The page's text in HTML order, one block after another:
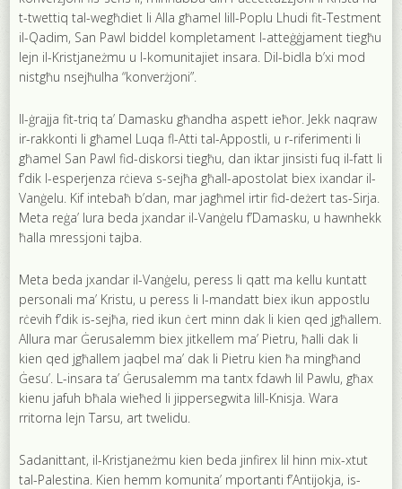
t-twettiq tal-wegħdiet li Alla għamel lill-Poplu Lhudi fit-Testment
il-Qadim, San Pawl biddel kompletament l-atteġġjament tiegħu
lejn il-Kristjaneżmu u l-komunitajiet insara. Dil-bidla b’xi mod
nistgħu nsejħulha “konverżjoni”.
Il-ġrajja fit-triq ta’ Damasku għandha aspett ieħor. Jekk naqraw
ir-rakkonti li għamel Luqa fl-Atti tal-Appostli, u r-riferimenti li
għamel San Pawl fid-diskorsi tiegħu, dan iktar jinsisti fuq il-fatt li
f’dik l-esperjenza rċieva s-sejħa għall-apostolat biex ixandar il-
Vanġelu. Kif intebaħ b’dan, mar jagħmel irtir fid-deżert tas-Sirja.
Meta reġa’ lura beda jxandar il-Vanġelu f’Damasku, u hawnhekk
ħalla mressjoni tajba.
Meta beda jxandar il-Vanġelu, peress li qatt ma kellu kuntatt
personali ma’ Kristu, u peress li l-mandatt biex ikun appostlu
rċevih f’dik is-sejħa, ried ikun ċert minn dak li kien qed jgħallem.
Allura mar Ġerusalemm biex jitkellem ma’ Pietru, ħalli dak li
kien qed jgħallem jaqbel ma’ dak li Pietru kien ħa mingħand
Ġesu’. L-insara ta’ Ġerusalemm ma tantx fdawh lil Pawlu, għax
kienu jafuh bħala wieħed li jippersegwita lill-Knisja. Wara
rritorna lejn Tarsu, art twelidu.
Sadanittant, il-Kristjaneżmu kien beda jinfirex lil hinn mix-xtut
tal-Palestina. Kien hemm komunita’ mportanti f’Antijokja, is-